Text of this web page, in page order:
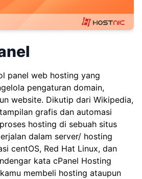
panel web hosting yang
pengaturan domain,
website. Dikutip dari Wikipedia,
grafis dan automasi
hosting di sebuah situs
dalam server/ hosting
centOS, Red Hat Linux, dan
kata cPanel Hosting
membeli hosting ataupun